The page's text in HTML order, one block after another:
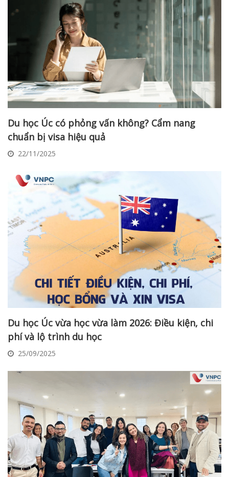
Du học Úc có phỏng vấn không? Cẩm nang
chuẩn bị visa hiệu quả
22/11/2025
Du học Úc vừa học vừa làm 2026: Điều kiện, chi
phí và lộ trình du học
25/09/2025